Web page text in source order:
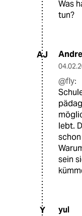
Was
tun?
AJ
@fly:
lebt.
sein
Y yul